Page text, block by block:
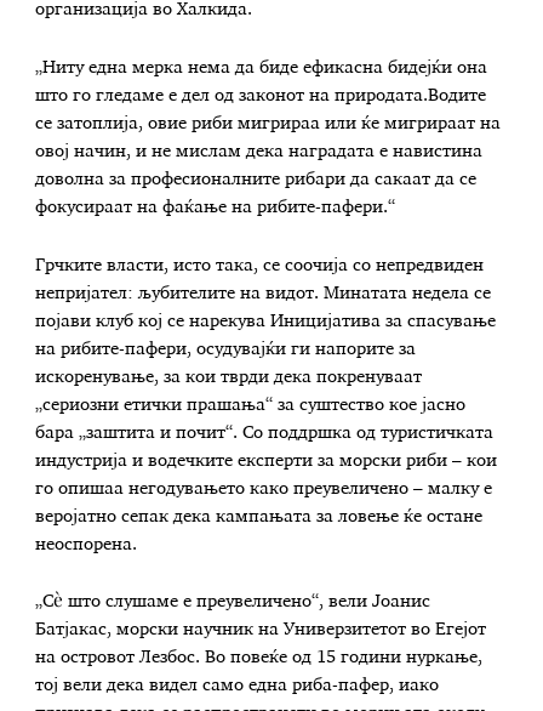
организација во Халкида.
„Ниту една мерка нема да биде ефикасна бидејќи она
што го гледаме е дел од законот на природата.Водите
се затоплија, овие риби мигрираа или ќе мигрираат на
овој начин, и не мислам дека наградата е навистина
доволна за професионалните рибари да сакаат да се
фокусираат на фаќање на рибите-пафери.“
Грчките власти, исто така, се соочија со непредвиден
непријател: љубителите на видот. Минатата недела се
појави клуб кој се нарекува Иницијатива за спасување
на рибите-пафери, осудувајќи ги напорите за
искоренување, за кои тврди дека покренуваат
„сериозни етички прашања“ за суштество кое јасно
бара „заштита и почит“. Со поддршка од туристичката
индустрија и водечките експерти за морски риби – кои
го опишаа негодувањето како преувеличено – малку е
веројатно сепак дека кампањата за ловење ќе остане
неоспорена.
„Сè што слушаме е преувеличено“, вели Јоанис
Батјакас, морски научник на Универзитетот во Егејот
на островот Лезбос. Во повеќе од 15 години нуркање,
тој вели дека видел само една риба-пафер, иако